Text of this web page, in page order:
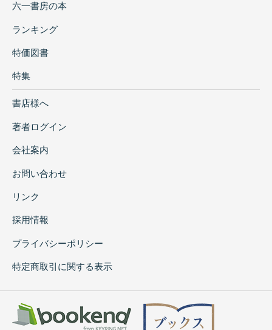
六一書房の本
ランキング
特価図書
特集
書店様へ
著者ログイン
会社案内
お問い合わせ
リンク
採用情報
プライバシーポリシー
特定商取引に関する表示